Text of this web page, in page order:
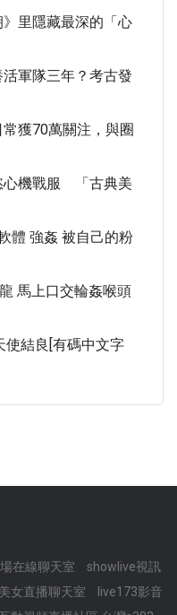
里隱藏最深的「心
軍隊三年？考古發
獲70萬關注，與圈
心機戰服 「古典美
體 強姦 被自己的粉
馬上口交輪姦喉頭
使結良[有碼中文字
在線聊天室
showlive視訊
女直播聊天室
live173影音